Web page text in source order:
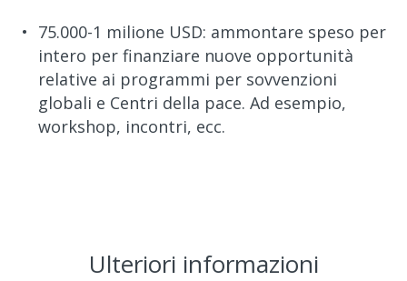
75.000-1 milione USD: ammontare speso per
intero per finanziare nuove opportunità
relative ai programmi per sovvenzioni
globali e Centri della pace. Ad esempio,
workshop, incontri, ecc.
Ulteriori informazioni